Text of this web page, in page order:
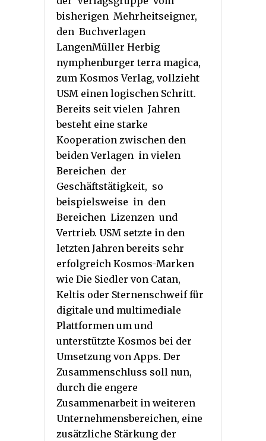
bisherigen Mehrheitseigner,
den Buchverlagen
LangenMüller Herbig
nymphenburger terra magica,
zum Kosmos Verlag, vollzieht
USM einen logischen Schritt.
Bereits seit vielen Jahren
besteht eine starke
Kooperation zwischen den
beiden Verlagen in vielen
Bereichen der
Geschäftstätigkeit, so
beispielsweise in den
Bereichen Lizenzen und
Vertrieb. USM setzte in den
letzten Jahren bereits sehr
erfolgreich Kosmos-Marken
wie Die Siedler von Catan,
Keltis oder Sternenschweif für
digitale und multimediale
Plattformen um und
unterstützte Kosmos bei der
Umsetzung von Apps. Der
Zusammenschluss soll nun,
durch die engere
Zusammenarbeit in weiteren
Unternehmensbereichen, eine
zusätzliche Stärkung der